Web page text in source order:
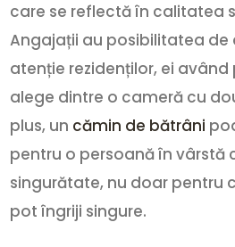
care se reflectă în calitatea
Angajații au posibilitatea de
atenție rezidenților, ei
alege dintre o cameră cu
plus, un cămin de bătrâni
pentru o persoană în vârstă
singurătate, nu doar pentru
pot îngriji singure.